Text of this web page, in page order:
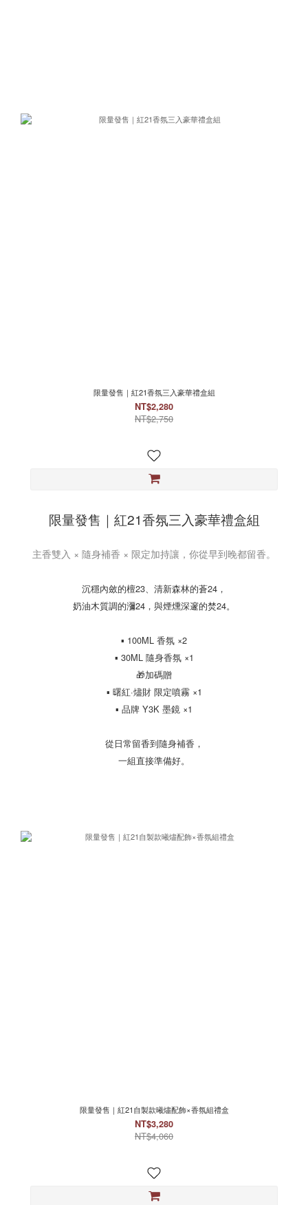
限量發售｜紅21香氛三入豪華禮盒組
NT$2,280
NT$2,750
限量發售｜紅21香氛三入豪華禮盒組
主香雙入 × 隨身補香 × 限定加持讓，你從早到晚都留香。
沉穩內斂的檀23、清新森林的蒼24，
奶油木質調的瀰24，與煙燻深邃的焚24。
▪ 100ML 香氛 ×2
▪ 30ML 隨身香氛 ×1
🎁加碼贈
▪ 曙紅·燼財 限定噴霧 ×1
▪ 品牌 Y3K 墨鏡 ×1
從日常留香到隨身補香，
一組直接準備好。
限量發售｜紅21自製款曦燼配飾×香氛組禮盒
NT$3,280
NT$4,060